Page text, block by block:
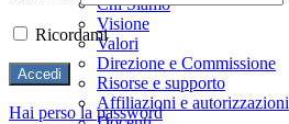
Chi Siamo
Visione
Valori
Direzione e Commissione
Risorse e supporto
Affiliazioni e autorizzazioni
Ricordami
Hai perso la password